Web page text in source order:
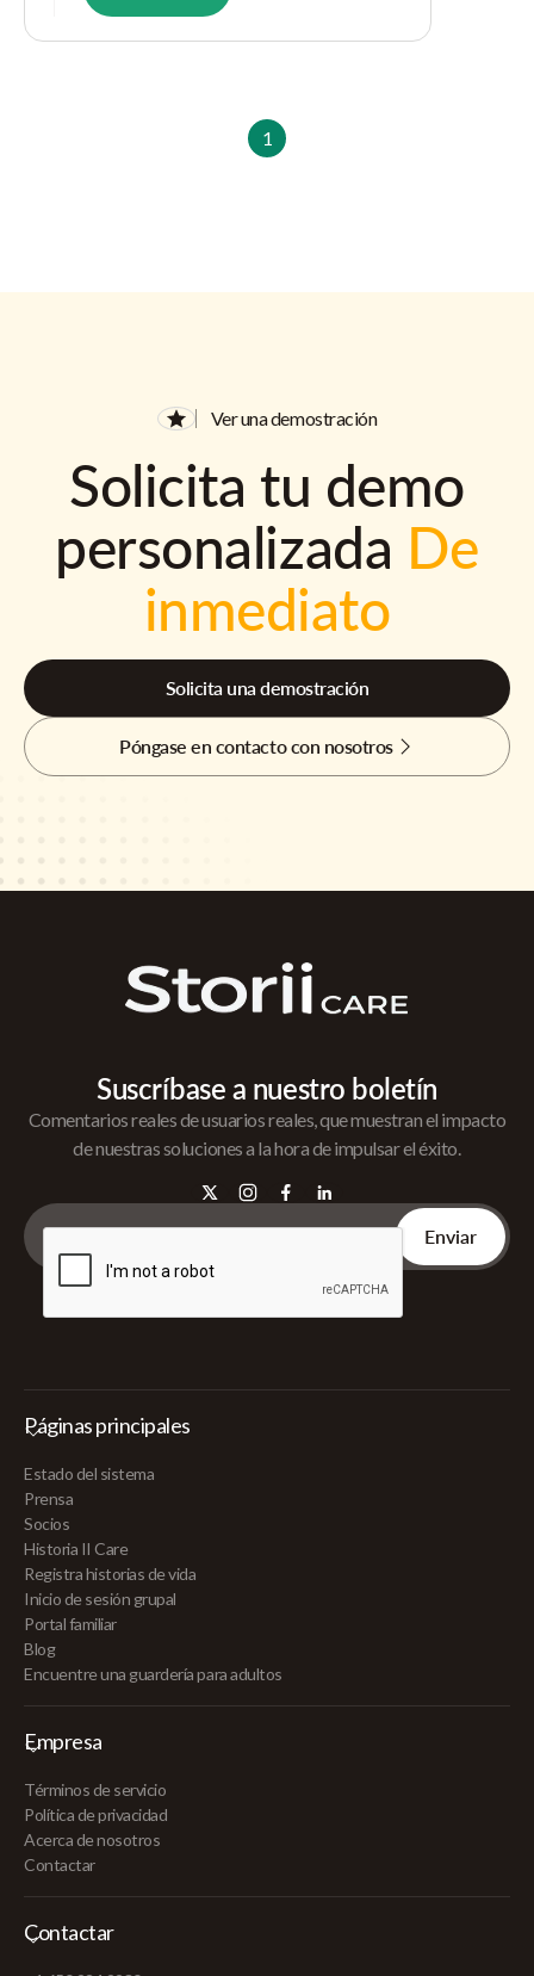
1
Ver una demostración
Solicita tu demo
personalizada De
inmediato
Solicita una demostración
Póngase en contacto con nosotros
Suscríbase a nuestro boletín
Comentarios reales de usuarios reales, que muestran el impacto
de nuestras soluciones a la hora de impulsar el éxito.
Páginas principales
Estado del sistema
Prensa
Socios
Historia II Care
Registra historias de vida
Inicio de sesión grupal
Portal familiar
Blog
Encuentre una guardería para adultos
Empresa
Términos de servicio
Política de privacidad
Acerca de nosotros
Contactar
Contactar